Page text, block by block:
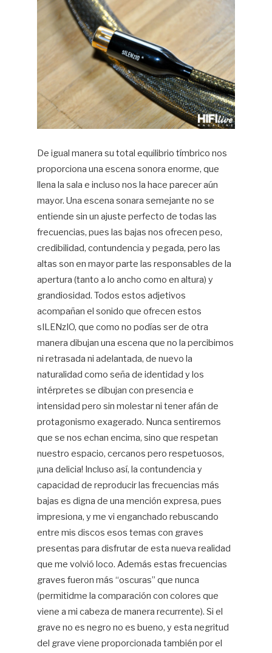
De igual manera su total equilibrio tímbrico nos
proporciona una escena sonora enorme, que
llena la sala e incluso nos la hace parecer aún
mayor. Una escena sonara semejante no se
entiende sin un ajuste perfecto de todas las
frecuencias, pues las bajas nos ofrecen peso,
credibilidad, contundencia y pegada, pero las
altas son en mayor parte las responsables de la
apertura (tanto a lo ancho como en altura) y
grandiosidad. Todos estos adjetivos
acompañan el sonido que ofrecen estos
sILENzIO, que como no podías ser de otra
manera dibujan una escena que no la percibimos
ni retrasada ni adelantada, de nuevo la
naturalidad como seña de identidad y los
intérpretes se dibujan con presencia e
intensidad pero sin molestar ni tener afán de
protagonismo exagerado. Nunca sentiremos
que se nos echan encima, sino que respetan
nuestro espacio, cercanos pero respetuosos,
¡una delicia! Incluso así, la contundencia y
capacidad de reproducir las frecuencias más
bajas es digna de una mención expresa, pues
impresiona, y me vi enganchado rebuscando
entre mis discos esos temas con graves
presentas para disfrutar de esta nueva realidad
que me volvió loco. Además estas frecuencias
graves fueron más “oscuras” que nunca
(permitidme la comparación con colores que
viene a mi cabeza de manera recurrente). Si el
grave no es negro no es bueno, y esta negritud
del grave viene proporcionada también por el